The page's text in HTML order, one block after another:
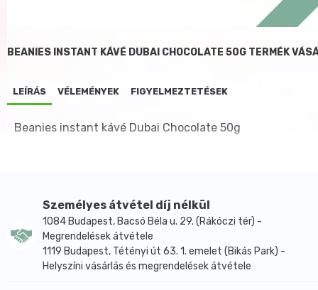
BEANIES INSTANT KÁVÉ DUBAI CHOCOLATE 50G TERMÉK
LEÍRÁS VÉLEMÉNYEK FIGYELMEZTETÉSEK
Beanies instant kávé Dubai Chocolate 50g
Személyes átvétel díj nélkül
1084 Budapest, Bacsó Béla u. 29. (Rákóczi tér) -
Megrendelések átvétele
1119 Budapest, Tétényi út 63. 1. emelet (Bikás Park) -
Helyszíni vásárlás és megrendelések átvétele